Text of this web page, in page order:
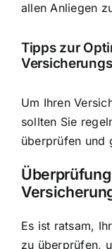
allen Anliegen
Tipps zur
Um Ihren
sollten Sie
überprüfen und
Es ist ratsam,
zu überprüfen,